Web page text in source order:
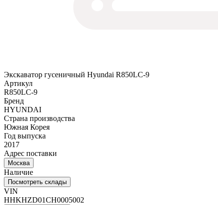
Экскаватор гусеничный Hyundai R850LC-9
Артикул
R850LC-9
Бренд
HYUNDAI
Страна производства
Южная Корея
Год выпуска
2017
Адрес поставки
Москва
Наличие
Посмотреть склады
VIN
HHKHZD01CH0005002